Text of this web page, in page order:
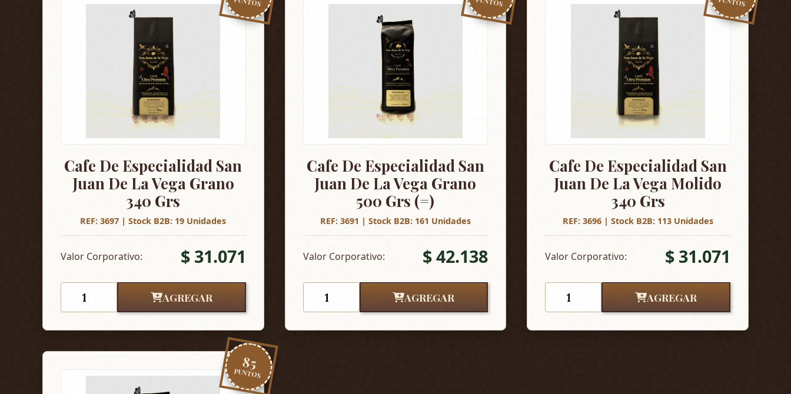
Cafe De Especialidad San
Juan De La Vega Grano
340 Grs
REF: 3697 | Stock B2B: 19 Unidades
Valor Corporativo: $ 31.071
AGREGAR
Cafe De Especialidad San
Juan De La Vega Grano
500 Grs (=)
REF: 3691 | Stock B2B: 161 Unidades
Valor Corporativo: $ 42.138
AGREGAR
Cafe De Especialidad San
Juan De La Vega Molido
340 Grs
REF: 3696 | Stock B2B: 113 Unidades
Valor Corporativo: $ 31.071
AGREGAR
85
PUNTOS